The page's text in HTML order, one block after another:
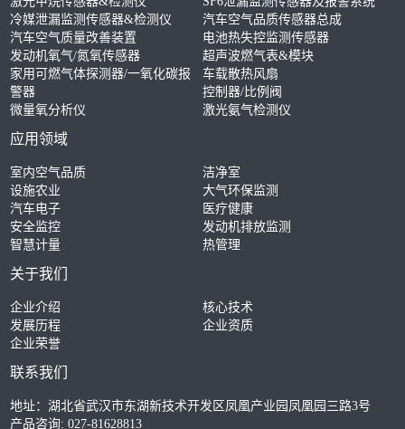
冷媒泄漏监测传感器&检测仪
汽车空气品质传感器总成
汽车空气质量改善装置
电池热失控监测传感器
发动机氧气/氮氧传感器
超声波燃气表&模块
家用可燃气体探测器/一氧化碳报
警器
车载散热风扇
控制器/比例阀
微量氧分析仪
激光氨气检测仪
应用领域
室内空气品质
洁净室
设施农业
大气环保监测
汽车电子
医疗健康
安全监控
发动机排放监测
智慧计量
热管理
关于我们
企业介绍
核心技术
发展历程
企业资质
企业荣誉
联系我们
地址：湖北省武汉市东湖新技术开发区凤凰产业园凤凰园三路3号
产品咨询: 027-81628813